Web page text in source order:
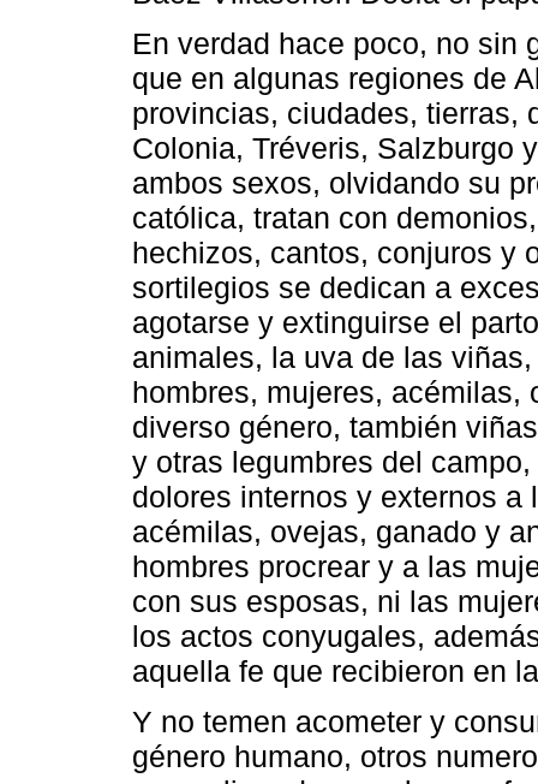
En verdad hace poco, no sin
que en algunas regiones de
provincias, ciudades, tierras,
Colonia, Tréveris, Salzburgo
ambos sexos, olvidando su
católica, tratan con
hechizos, cantos, conjuros y
sortilegios se dedican a
agotarse y extinguirse el
animales, la uva de las
hombres, mujeres, acémilas,
diverso género, también
y otras legumbres del
dolores internos y externos
acémilas, ovejas, ganado y
hombres procrear y a las
con sus esposas, ni las
los actos conyugales,
aquella fe que recibieron en
Y no temen acometer y
género humano, otros